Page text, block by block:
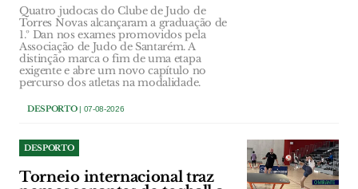
Quatro judocas do Clube de Judo de
Torres Novas alcançaram a graduação de
1.º Dan nos exames promovidos pela
Associação de Judo de Santarém. A
distinção marca o fim de uma etapa
exigente e abre um novo capítulo no
percurso dos atletas na modalidade.
DESPORTO| 07-08-2026
DESPORTO
Torneio internacional traz